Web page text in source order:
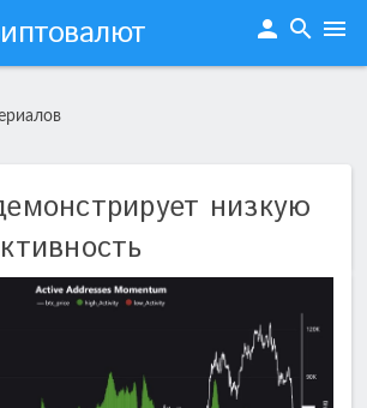
person search menu
низкую